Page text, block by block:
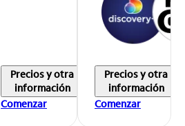
Precios y otra
información
Comenzar
Precios y otra
información
Comenzar